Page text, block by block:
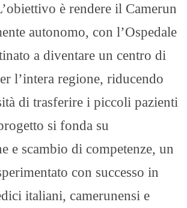
è rendere il Camerun
autonomo, con l’Ospedale
a diventare un centro di
l’intera regione, riducendo
di trasferire i piccoli pazienti
si fonda su
e scambio di competenze, un
con successo in
italiani, camerunensi e